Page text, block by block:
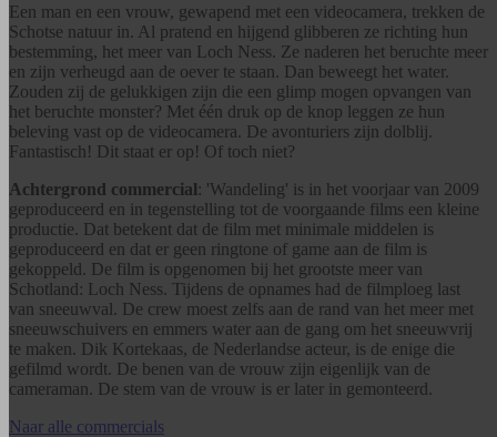
Een man en een vrouw, gewapend met een videocamera, trekken de
Schotse natuur in. Al pratend en hijgend glibberen ze richting hun
bestemming, het meer van Loch Ness. Ze naderen het beruchte meer
en zijn verheugd aan de oever te staan. Dan beweegt het water.
Zouden zij de gelukkigen zijn die een glimp mogen opvangen van
het beruchte monster? Met één druk op de knop leggen ze hun
beleving vast op de videocamera. De avonturiers zijn dolblij.
Fantastisch! Dit staat er op! Of toch niet?
Achtergrond commercial: 'Wandeling' is in het voorjaar van 2009
geproduceerd en in tegenstelling tot de voorgaande films een kleine
productie. Dat betekent dat de film met minimale middelen is
geproduceerd en dat er geen ringtone of game aan de film is
gekoppeld. De film is opgenomen bij het grootste meer van
Schotland: Loch Ness. Tijdens de opnames had de filmploeg last
van sneeuwval. De crew moest zelfs aan de rand van het meer met
sneeuwschuivers en emmers water aan de gang om het sneeuwvrij
te maken. Dik Kortekaas, de Nederlandse acteur, is de enige die
gefilmd wordt. De benen van de vrouw zijn eigenlijk van de
cameraman. De stem van de vrouw is er later in gemonteerd.
Naar alle commercials